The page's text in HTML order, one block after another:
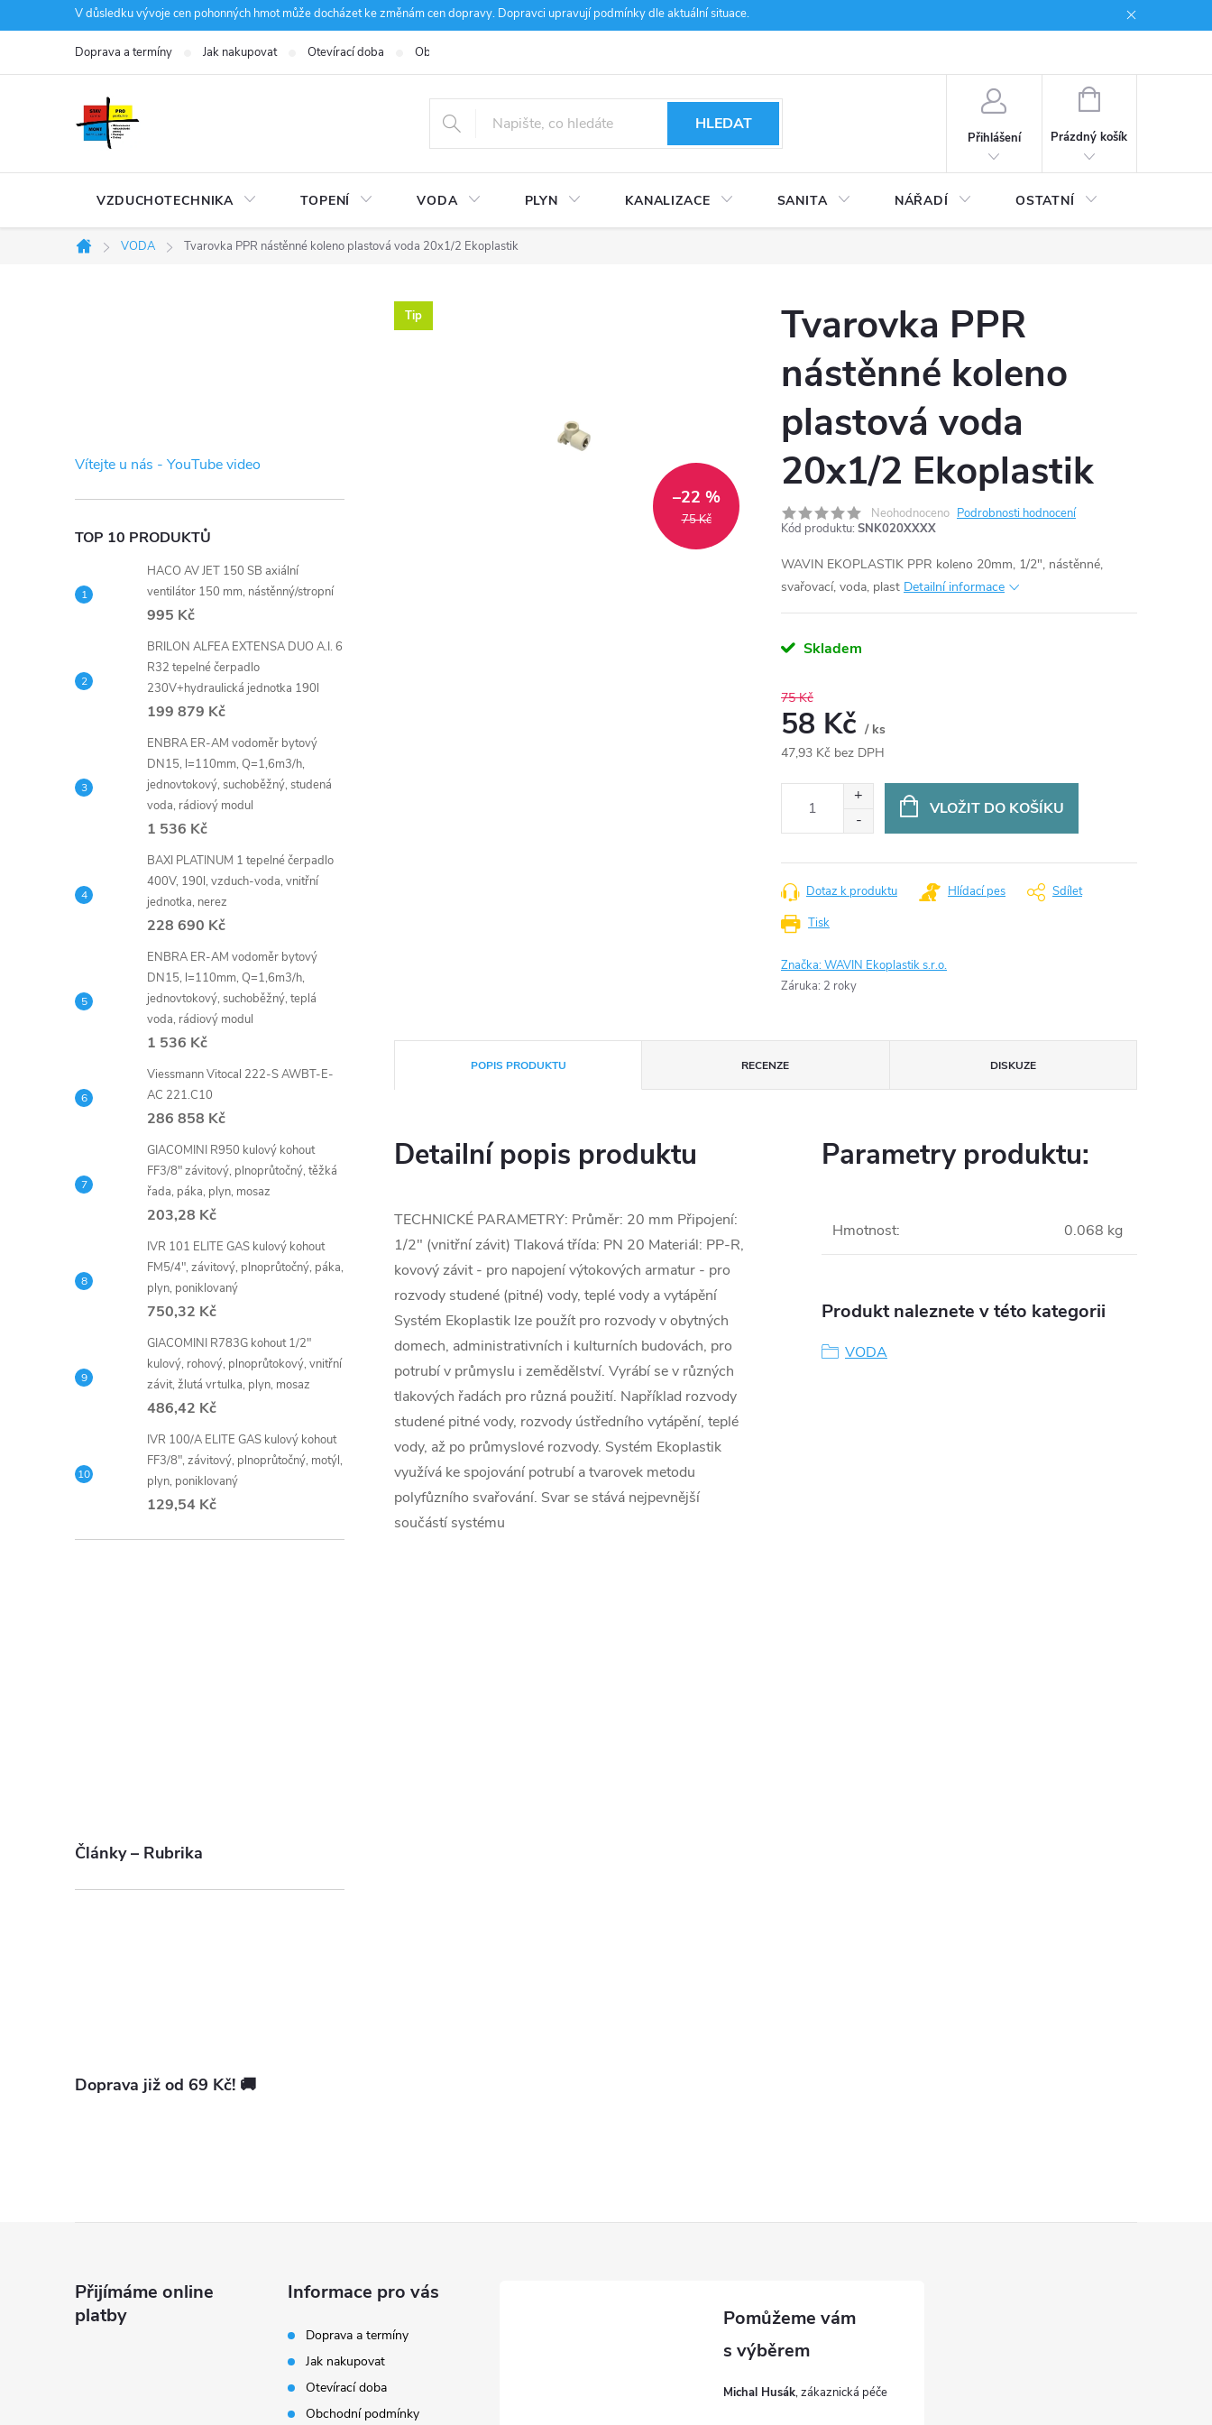
na
V důsledku vývoje cen pohonných hmot může docházet ke změnám cen dopravy. Dopravci upravují podmínky dle aktuální situace.
Doprava a termíny Jak nakupovat Otevírací doba Obchodní podmínky
HLEDAT
Přihlášení
NÁKUPNÍ
Prázdný košík
VZDUCHOTECHNIKA TOPENÍ VODA PLYN KANALIZACE SANITA NÁŘADÍ OSTATNÍ
Domů
VODA Tvarovka PPR nástěnné koleno plastová voda 20x1/2 Ekoplastik
t
r
a
n
í
a
l
Vítejte u nás - YouTube video
TOP 10 PRODUKTŮ
HACO AV JET 150 SB axiální
ventilátor 150 mm, nástěnný/stropní
995 Kč
BRILON ALFEA EXTENSA DUO A.I. 6
R32 tepelné čerpadlo
230V+hydraulická jednotka 190l
199 879 Kč
ENBRA ER-AM vodoměr bytový
DN15, l=110mm, Q=1,6m3/h,
jednovtokový, suchoběžný, studená
voda, rádiový modul
1 536 Kč
BAXI PLATINUM 1 tepelné čerpadlo
400V, 190l, vzduch-voda, vnitřní
jednotka, nerez
228 690 Kč
ENBRA ER-AM vodoměr bytový
DN15, l=110mm, Q=1,6m3/h,
jednovtokový, suchoběžný, teplá
voda, rádiový modul
1 536 Kč
Viessmann Vitocal 222-S AWBT-E-
AC 221.C10
286 858 Kč
GIACOMINI R950 kulový kohout
FF3/8" závitový, plnoprůtočný, těžká
řada, páka, plyn, mosaz
203,28 Kč
IVR 101 ELITE GAS kulový kohout
FM5/4", závitový, plnoprůtočný, páka,
plyn, poniklovaný
750,32 Kč
GIACOMINI R783G kohout 1/2"
kulový, rohový, plnoprůtokový, vnitřní
závit, žlutá vrtulka, plyn, mosaz
486,42 Kč
IVR 100/A ELITE GAS kulový kohout
FF3/8", závitový, plnoprůtočný, motýl,
plyn, poniklovaný
129,54 Kč
Články – Rubrika
Doprava již od 69 Kč! 🚚
Tip
75 Kč
–22 %
Tvarovka PPR
nástěnné koleno
plastová voda
20x1/2 Ekoplastik
Neohodnoceno Podrobnosti hodnocení
Kód produktu: SNK020XXXX
WAVIN EKOPLASTIK PPR koleno 20mm, 1/2", nástěnné,
svařovací, voda, plast Detailní informace
Skladem
75 Kč
58 Kč / ks
47,93 Kč bez DPH
VLOŽIT DO KOŠÍKU
Tisk
Dotaz k produktu Hlídací pes Sdílet
Značka:WAVIN Ekoplastik s.r.o.
Záruka: 2 roky
POPIS PRODUKTU RECENZE DISKUZE
Detailní popis produktu
TECHNICKÉ PARAMETRY: Průměr: 20 mm Připojení:
1/2" (vnitřní závit) Tlaková třída: PN 20 Materiál: PP-R,
kovový závit - pro napojení výtokových armatur - pro
rozvody studené (pitné) vody, teplé vody a vytápění
Systém Ekoplastik lze použít pro rozvody v obytných
domech, administrativních i kulturních budovách, pro
potrubí v průmyslu i zemědělství. Vyrábí se v různých
tlakových řadách pro různá použití. Například rozvody
studené pitné vody, rozvody ústředního vytápění, teplé
vody, až po průmyslové rozvody. Systém Ekoplastik
využívá ke spojování potrubí a tvarovek metodu
polyfůzního svařování. Svar se stává nejpevnější
součástí systému
Parametry produktu:
Hmotnost: 0.068 kg
Produkt naleznete v této kategorii
VODA
Přijímáme online
platby
Informace pro vás
Doprava a termíny
Jak nakupovat
Otevírací doba
Obchodní podmínky
Michal Husák